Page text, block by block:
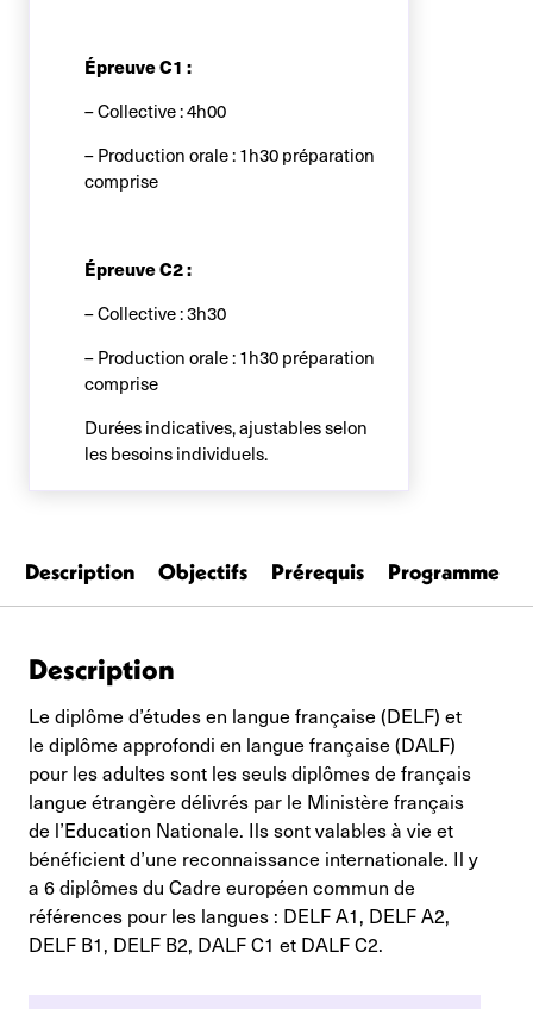
Épreuve C1 :
– Collective : 4h00
– Production orale : 1h30 préparation
comprise
Épreuve C2 :
– Collective : 3h30
– Production orale : 1h30 préparation
comprise
Durées indicatives, ajustables selon
les besoins individuels.
Description Objectifs Prérequis Programme
Description
Le diplôme d’études en langue française (DELF) et
le diplôme approfondi en langue française (DALF)
pour les adultes sont les seuls diplômes de français
langue étrangère délivrés par le Ministère français
de l’Education Nationale. Ils sont valables à vie et
bénéficient d’une reconnaissance internationale. Il y
a 6 diplômes du Cadre européen commun de
références pour les langues : DELF A1, DELF A2,
DELF B1, DELF B2, DALF C1 et DALF C2.